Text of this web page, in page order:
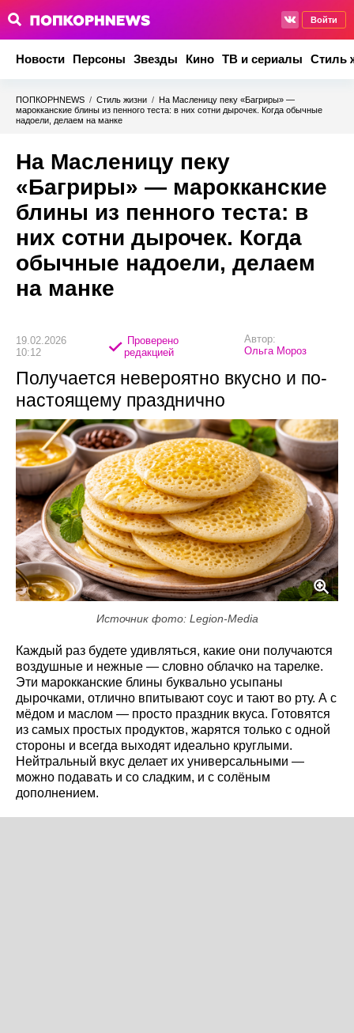
Войти
Новости Персоны Звезды Кино ТВ и сериалы Стиль
ПОПКОРНNEWS / Стиль жизни / На Масленицу пеку «Багриры» —
марокканские блины из пенного теста: в них сотни дырочек. Когда обычные
надоели, делаем на манке
На Масленицу пеку
«Багриры» — марокканские
блины из пенного теста: в
них сотни дырочек. Когда
обычные надоели, делаем
на манке
19.02.2026
10:12
Проверено
редакцией
Автор:
Ольга Мороз
Получается невероятно вкусно и по-
настоящему празднично
Источник фото: Legion-Media
Каждый раз будете удивляться, какие они получаются
воздушные и нежные — словно облачко на тарелке.
Эти марокканские блины буквально усыпаны
дырочками, отлично впитывают соус и тают во рту. А с
мёдом и маслом — просто праздник вкуса. Готовятся
из самых простых продуктов, жарятся только с одной
стороны и всегда выходят идеально круглыми.
Нейтральный вкус делает их универсальными —
можно подавать и со сладким, и с солёным
дополнением.